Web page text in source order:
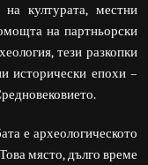
културата, местни
на партньорски
тези разкопки
исторически епохи –
е археологическото
място, дълго време